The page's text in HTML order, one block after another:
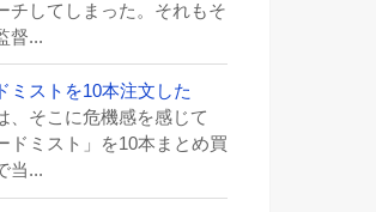
チしてしまった。それもそ
督...
ミストを10本注文した
、そこに危機感を感じて
ドミスト」を10本まとめ買
当...